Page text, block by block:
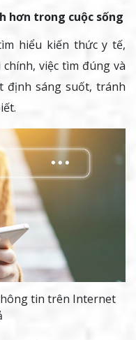
hơn trong cuộc sống
hiểu kiến thức y tế,
việc tìm đúng và
định sáng suốt, tránh
tin trên Internet